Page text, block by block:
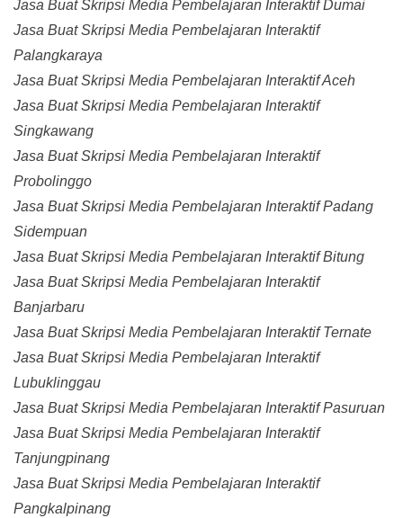
Jasa Buat Skripsi Media Pembelajaran Interaktif Dumai
Jasa Buat Skripsi Media Pembelajaran Interaktif
Palangkaraya
Jasa Buat Skripsi Media Pembelajaran Interaktif Aceh
Jasa Buat Skripsi Media Pembelajaran Interaktif
Singkawang
Jasa Buat Skripsi Media Pembelajaran Interaktif
Probolinggo
Jasa Buat Skripsi Media Pembelajaran Interaktif Padang
Sidempuan
Jasa Buat Skripsi Media Pembelajaran Interaktif Bitung
Jasa Buat Skripsi Media Pembelajaran Interaktif
Banjarbaru
Jasa Buat Skripsi Media Pembelajaran Interaktif Ternate
Jasa Buat Skripsi Media Pembelajaran Interaktif
Lubuklinggau
Jasa Buat Skripsi Media Pembelajaran Interaktif Pasuruan
Jasa Buat Skripsi Media Pembelajaran Interaktif
Tanjungpinang
Jasa Buat Skripsi Media Pembelajaran Interaktif
Pangkalpinang